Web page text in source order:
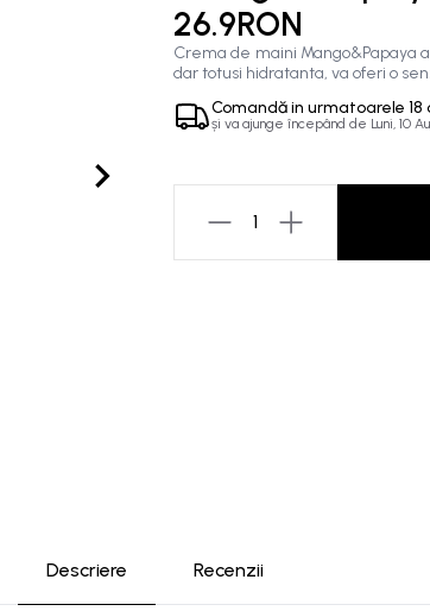
26.9RON
Crema de maini Mango&Papaya
dar totusi hidratanta, va oferi o
Comandă in urmatoarele 18
și va ajunge începând de Luni, 10
1
Descriere Recenzii